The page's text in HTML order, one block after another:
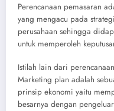
Perencanaan pemasaran
yang mengacu pada
perusahaan sehingga
untuk memperoleh
Istilah lain dari
Marketing plan adalah
prinsip ekonomi yaitu
besarnya dengan